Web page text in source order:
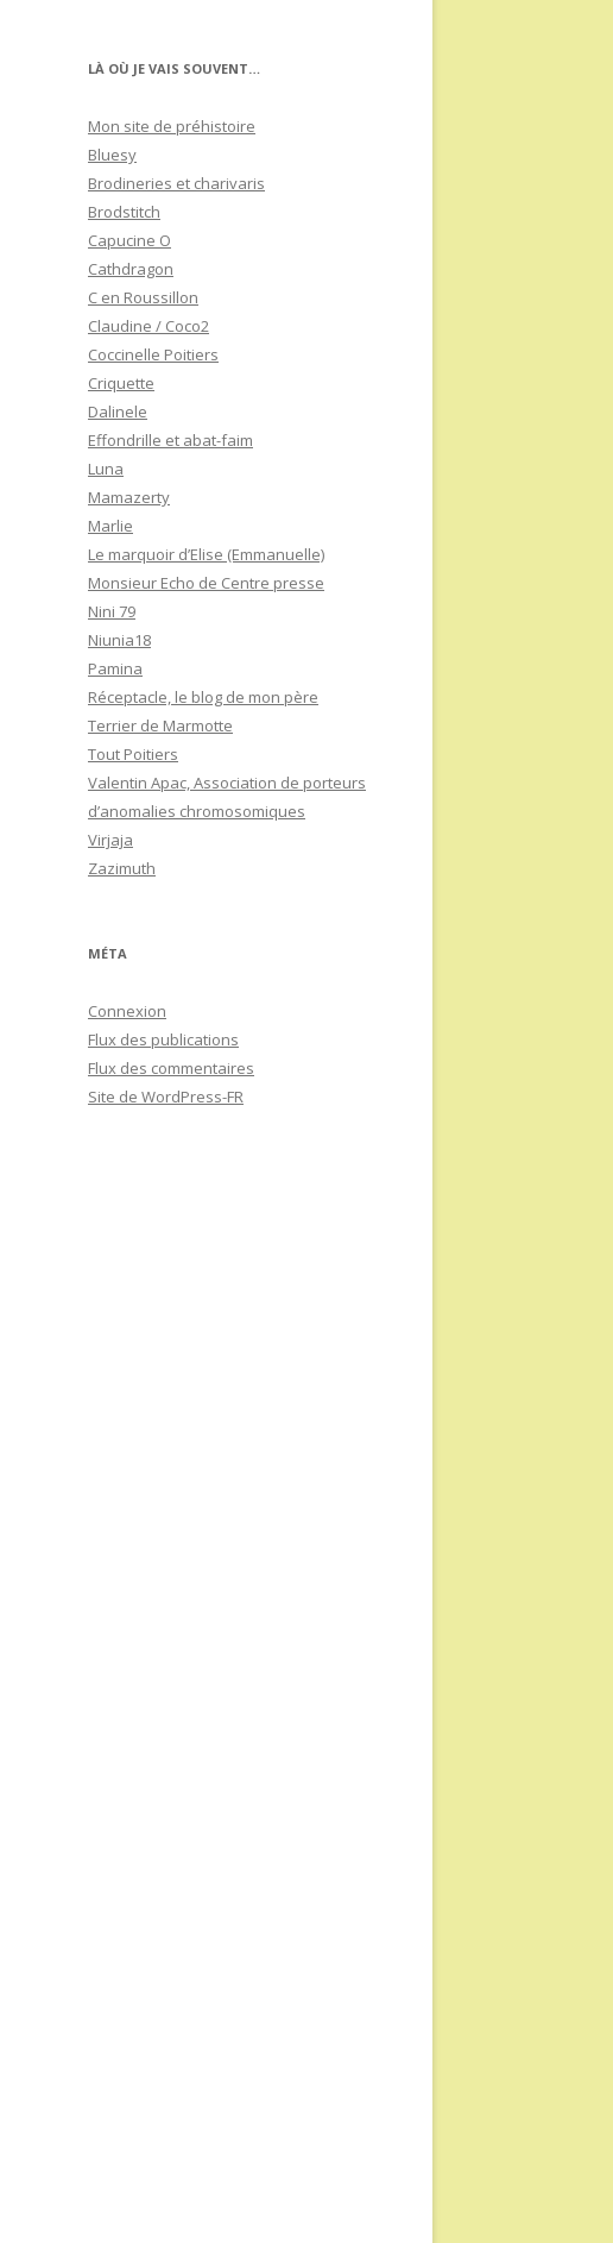
LÀ OÙ JE VAIS SOUVENT…
Mon site de préhistoire
Bluesy
Brodineries et charivaris
Brodstitch
Capucine O
Cathdragon
C en Roussillon
Claudine / Coco2
Coccinelle Poitiers
Criquette
Dalinele
Effondrille et abat-faim
Luna
Mamazerty
Marlie
Le marquoir d’Elise (Emmanuelle)
Monsieur Echo de Centre presse
Nini 79
Niunia18
Pamina
Réceptacle, le blog de mon père
Terrier de Marmotte
Tout Poitiers
Valentin Apac, Association de porteurs
d’anomalies chromosomiques
Virjaja
Zazimuth
MÉTA
Connexion
Flux des publications
Flux des commentaires
Site de WordPress-FR